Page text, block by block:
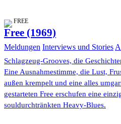
FREE
Free (1969)
Meldungen Interviews und Stories
Schlagzeug-Grooves, die
Eine Ausnahmestimme, die Lust,
außen krempelt und eine alles
gestarteten Free erschufen eine
souldurchtränkten Heavy-Blues.